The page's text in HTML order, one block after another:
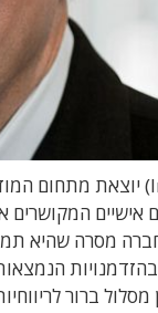
מסרה שהיא
מסלול ברור